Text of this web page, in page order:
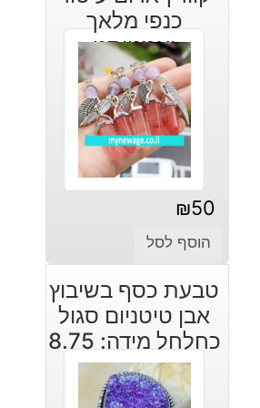
כנפי מלאך
ואמטיסט
₪50
הוסף לסל
טבעת כסף בשיבוץ
אבן טיטניום סגול
כחלחל מידה: 8.75